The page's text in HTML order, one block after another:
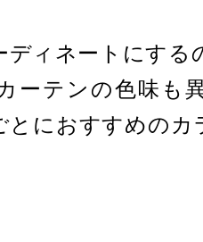
ディネートにする
ーテンの色味も
とにおすすめのカ